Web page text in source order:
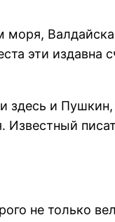
моря,
эти издавна
здесь и
не только